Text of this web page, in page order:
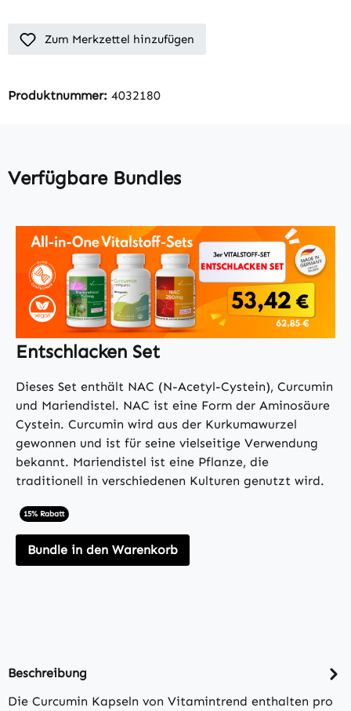
Zum Merkzettel hinzufügen
Produktnummer: 4032180
Verfügbare Bundles
Entschlacken Set
Dieses Set enthält NAC (N-Acetyl-Cystein), Curcumin
und Mariendistel. NAC ist eine Form der Aminosäure
Cystein. Curcumin wird aus der Kurkumawurzel
gewonnen und ist für seine vielseitige Verwendung
bekannt. Mariendistel ist eine Pflanze, die
traditionell in verschiedenen Kulturen genutzt wird.
15% Rabatt
Bundle in den Warenkorb
Beschreibung
Die Curcumin Kapseln von Vitamintrend enthalten pro